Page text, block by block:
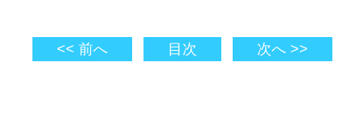
<< 前へ 目次 次へ >>